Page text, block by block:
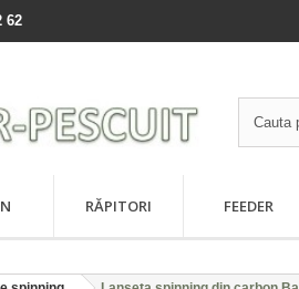
62
RĂPITORI FEEDER